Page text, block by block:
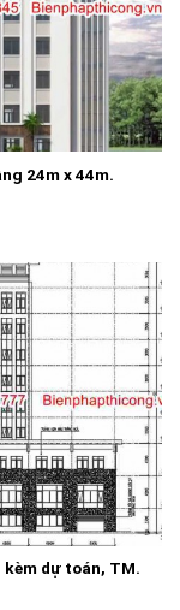
24m x 44m.
kèm dự toán, TM.